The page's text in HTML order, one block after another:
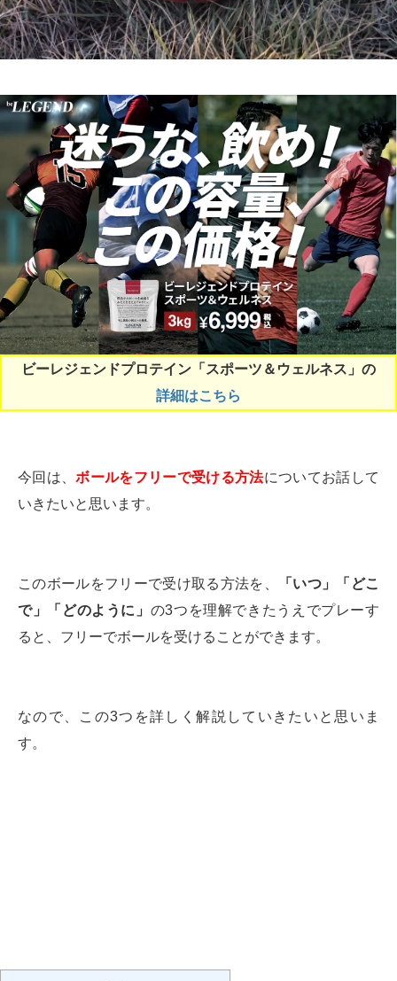
ビーレジェンドプロテイン「スポーツ＆ウェルネス」の
詳細はこちら
今回は、ボールをフリーで受ける方法についてお話して
いきたいと思います。
このボールをフリーで受け取る方法を、
「いつ」「どこ
で」「どのように」 の3つを理解できたうえでプレーす
ると、フリーでボールを受けることができます。
なので、この3つを詳しく解説していきたいと思いま
す。